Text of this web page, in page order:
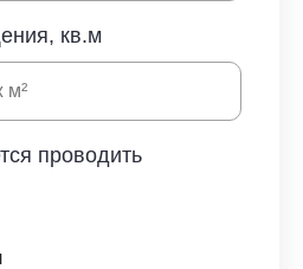
кв.м
проводить